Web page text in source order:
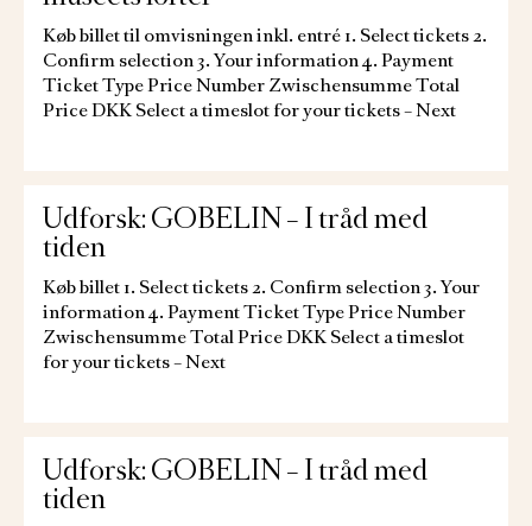
Køb billet til omvisningen inkl. entré 1. Select tickets 2.
Confirm selection 3. Your information 4. Payment
Ticket Type Price Number Zwischensumme Total
Price DKK Select a timeslot for your tickets – Next
Udforsk: GOBELIN – I tråd med
tiden
Køb billet 1. Select tickets 2. Confirm selection 3. Your
information 4. Payment Ticket Type Price Number
Zwischensumme Total Price DKK Select a timeslot
for your tickets – Next
Udforsk: GOBELIN – I tråd med
tiden